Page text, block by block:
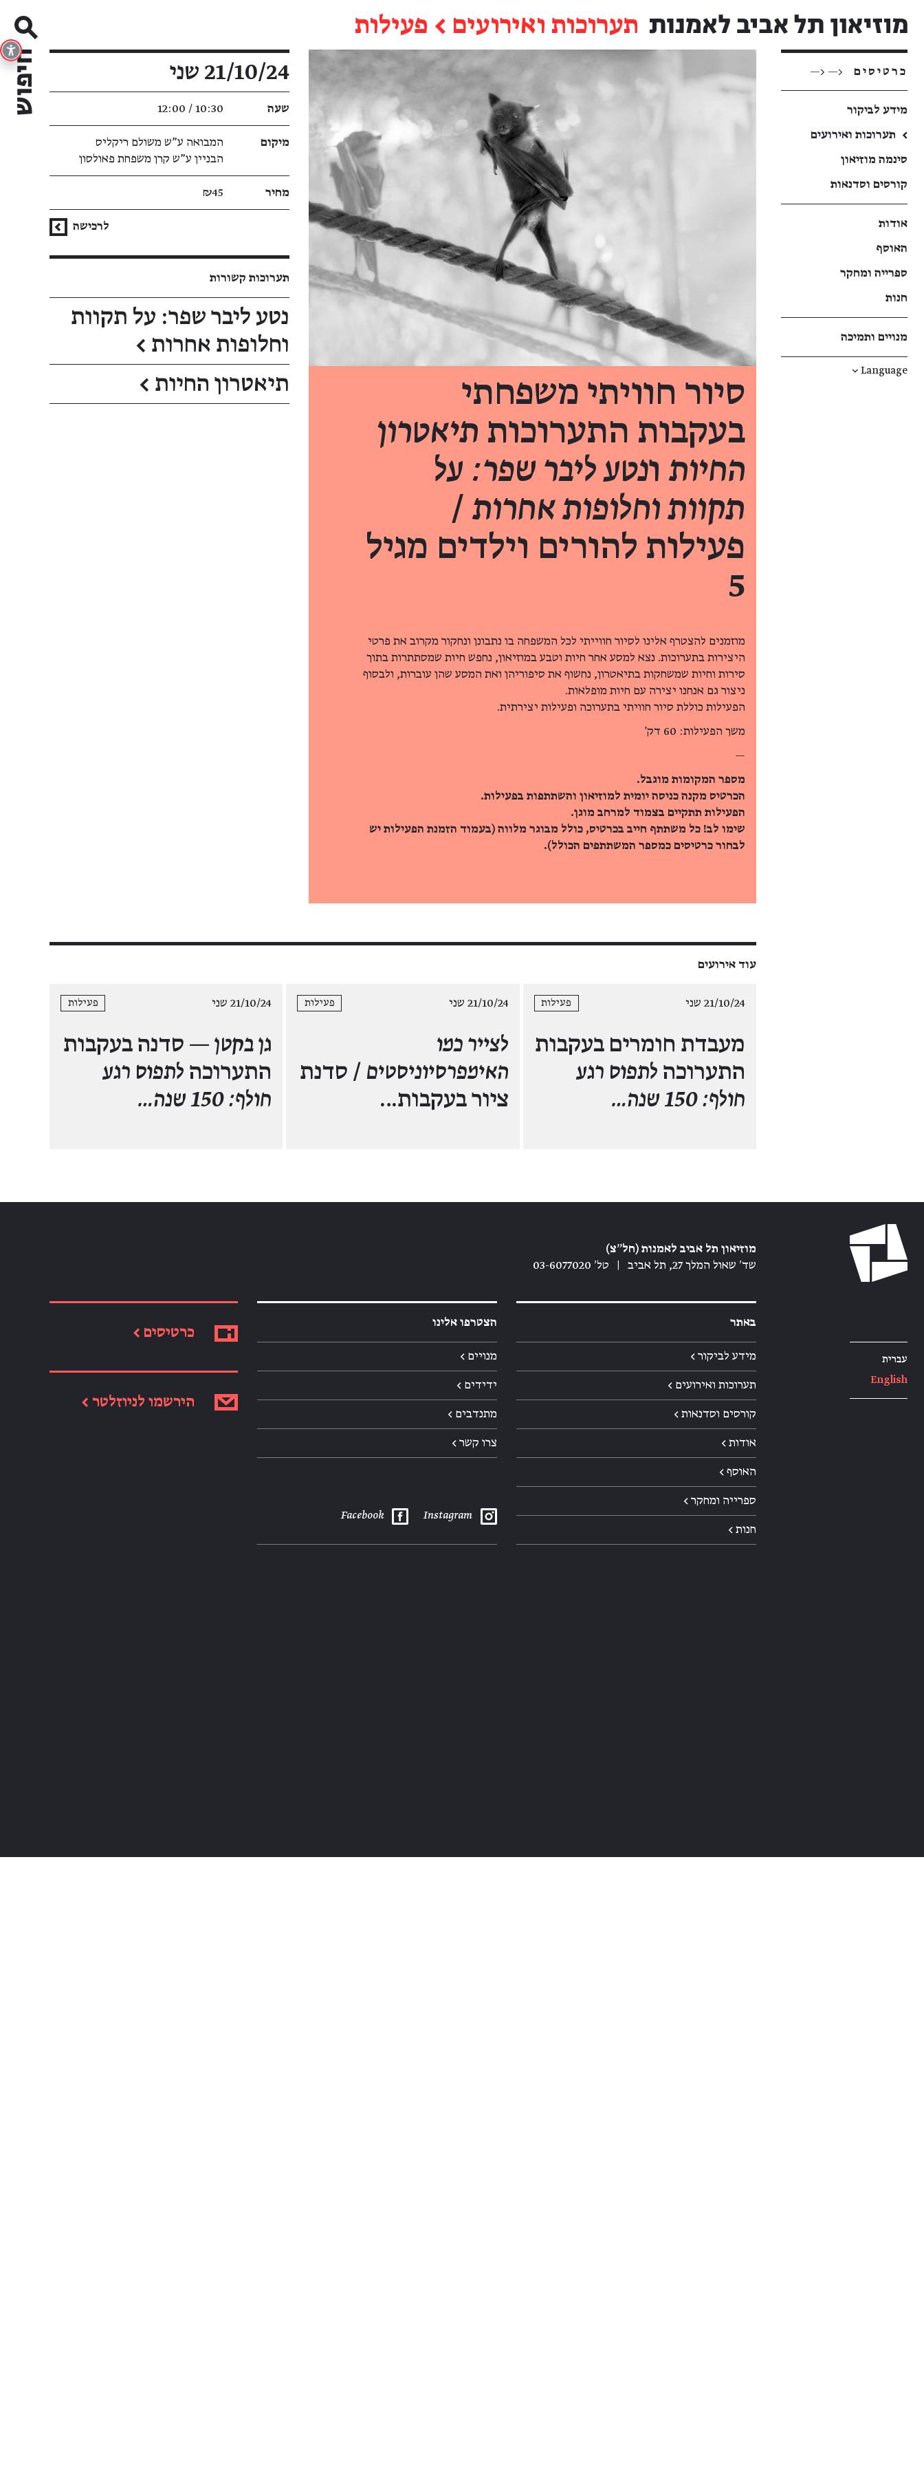
תערוכות ואירועים ← פעילות
כרטיסים <— <—
מידע לביקור
←
תערוכות ואירועים
סינמה מוזיאון
קורסים וסדנאות
אודות
האוסף
ספרייה ומחקר
חנות
מנויים ותמיכה
Language
↓
סיור חוויתי משפחתי
בעקבות התערוכות תיאטרון
החיותונטע ליבר שפר: על
תקוות וחלופות אחרות/
פעילות להורים וילדים מגיל
5
מוזמנים להצטרף אלינו לסיור חווייתי לכל המשפחה בו נתבונן ונחקור מקרוב את פרטי
היצירות בתערוכות. נצא למסע אחר חיות וטבע במוזיאון, נחפש חיות שמסתתרות בתוך
סירות וחיות שמשחקות בתיאטרון, נחשוף את סיפוריהן ואת המסע שהן עוברות, ולבסוף
ניצור גם אנחנו יצירה עם חיות מופלאות.
הפעילות כוללת סיור חוויתי בתערוכה ופעילות יצירתית.
משך הפעילות: 60 דק'
—
מספר המקומות מוגבל.
הכרטיס מקנה כניסה יומית למוזיאון והשתתפות בפעילות.
הפעילות תתקיים בצמוד למרחב מוגן.
שימו לב! כל משתתף חייב בכרטיס, כולל מבוגר מלווה (בעמוד הזמנת הפעילות יש
לבחור כרטיסים כמספר המשתתפים הכולל).
פרטי האירוע
21/10/24 שני
שעה 10:30 / 12:00
מיקום
המבואה ע"ש משולם ריקליס
הבניין ע"ש קרן משפחת פאולסון
מחיר ₪45
לרכישה
תערוכות קשורות
נטע ליבר שפר: על תקוות
וחלופות אחרות ←
תיאטרון החיות ←
עוד אירועים
21/10/24 שני פעילות
מעבדת חומרים בעקבות
התערוכה לתפוס רגע
חולף: 150 שנה…
21/10/24 שני פעילות
לצייר כמו
האימפרסיוניסטים / סדנת
ציור בעקבות…
21/10/24 שני פעילות
גן בקטן — סדנה בעקבות
התערוכה לתפוס רגע
חולף: 150 שנה…
עברית
English
מוזיאון תל אביב לאמנות (חל״צ)
שד׳ שאול המלך 27, תל אביב
טל׳ 03-6077020
באתר
מידע לביקור ←
תערוכות ואירועים ←
קורסים וסדנאות ←
אודות ←
האוסף ←
ספרייה ומחקר ←
חנות ←
הצטרפו אלינו
מנויים ←
ידידים ←
מתנדבים ←
צרו קשר ←
Instagram
Facebook
כרטיסים ←
הירשמו לניוזלטר ←